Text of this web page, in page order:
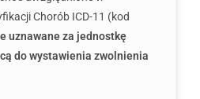
Chorób ICD-11 (kod
uznawane za jednostkę
do wystawienia zwolnienia